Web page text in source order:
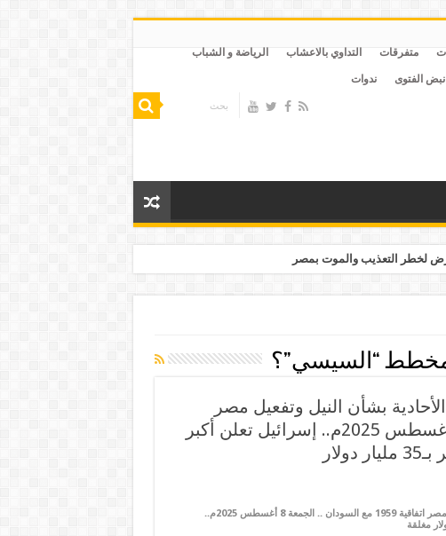
متفرقات التداوي بالاعشاب الرياضة و الشباب
نبض الفتوى ندوات
لخطر التعذيب والموت بمصر
“السيسي”؟
بشأن النيل وتفعيل مصر
اتفاقية 1959 مع السودان .. الجمعة 8 أغسطس 2025م.. إسرائيل تعلن أكبر
على مصر والسودان يرفضان سياسة إثيوبيا الأحادية بشأن النيل وتفعيل مصر اتفاقية 1959 مع السودان .. الجمعة 8 أغسطس 2025م..